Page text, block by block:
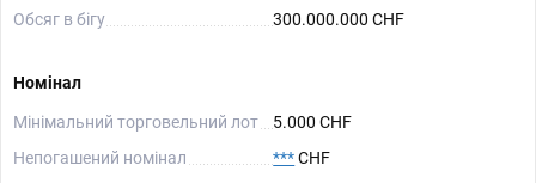
Обсяг в бігу 300.000.000 CHF
Номінал
Мінімальний торговельний лот
5.000 CHF
Непогашений номінал
***CHF